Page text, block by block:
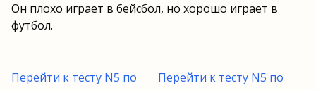
Он плохо играет в бейсбол, но хорошо играет в
футбол.
Перейти к тесту N5 по
Перейти к тесту N5 по